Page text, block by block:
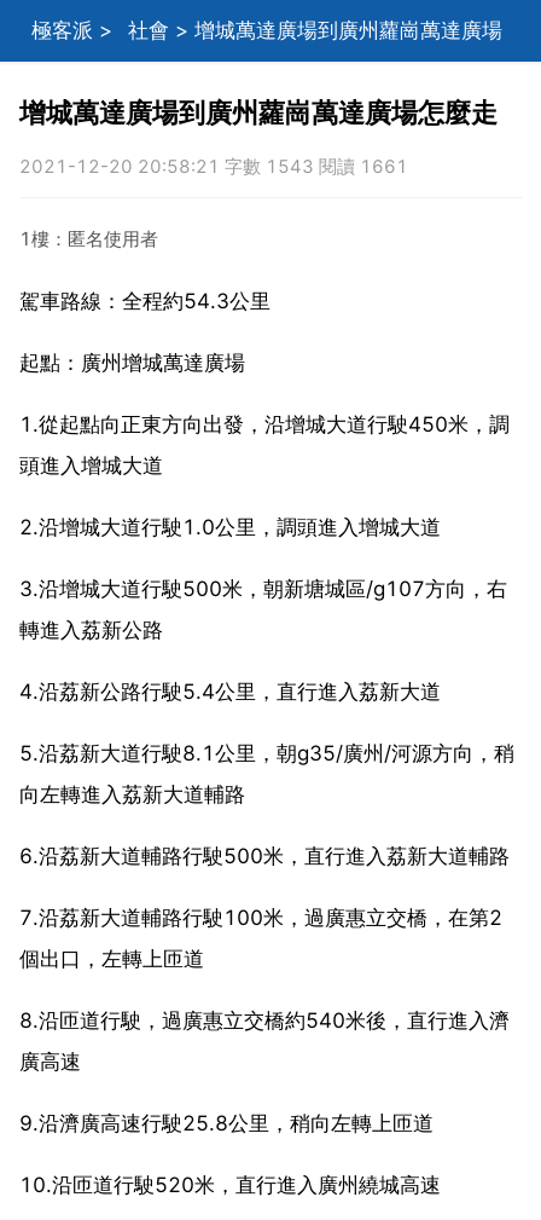
極客派 > 社會 > 增城萬達廣場到廣州蘿崗萬達廣場
增城萬達廣場到廣州蘿崗萬達廣場怎麼走
2021-12-20 20:58:21 字數 1543 閱讀 1661
1樓：匿名使用者
駕車路線：全程約54.3公里
起點：廣州增城萬達廣場
1.從起點向正東方向出發，沿增城大道行駛450米，調
頭進入增城大道
2.沿增城大道行駛1.0公里，調頭進入增城大道
3.沿增城大道行駛500米，朝新塘城區/g107方向，右
轉進入荔新公路
4.沿荔新公路行駛5.4公里，直行進入荔新大道
5.沿荔新大道行駛8.1公里，朝g35/廣州/河源方向，稍
向左轉進入荔新大道輔路
6.沿荔新大道輔路行駛500米，直行進入荔新大道輔路
7.沿荔新大道輔路行駛100米，過廣惠立交橋，在第2
個出口，左轉上匝道
8.沿匝道行駛，過廣惠立交橋約540米後，直行進入濟
廣高速
9.沿濟廣高速行駛25.8公里，稍向左轉上匝道
10.沿匝道行駛520米，直行進入廣州繞城高速